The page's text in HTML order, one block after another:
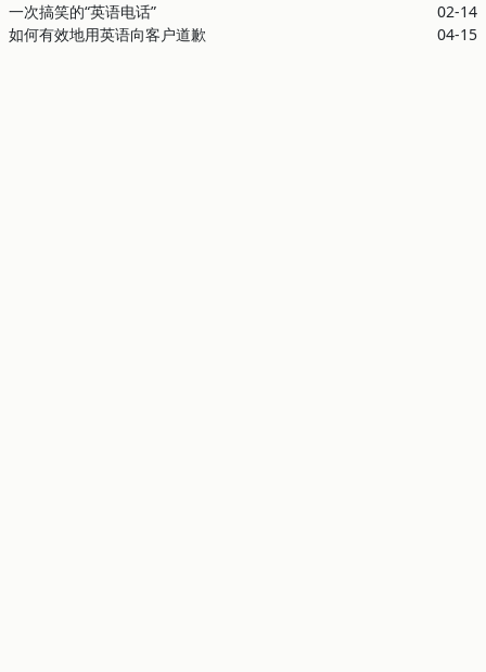
一次搞笑的“英语电话”
02-14
如何有效地用英语向客户道歉
04-15